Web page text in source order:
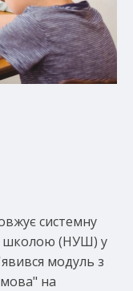
системну
школою (НУШ) у
модуль з
мова" на